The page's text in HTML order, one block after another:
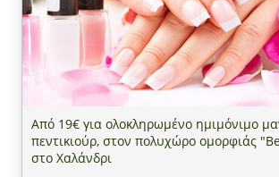
Από 19€ για ολοκληρωμένο ημιμόνιμο
πεντικιούρ, στον πολυχώρο ομορφιάς
στο Χαλάνδρι